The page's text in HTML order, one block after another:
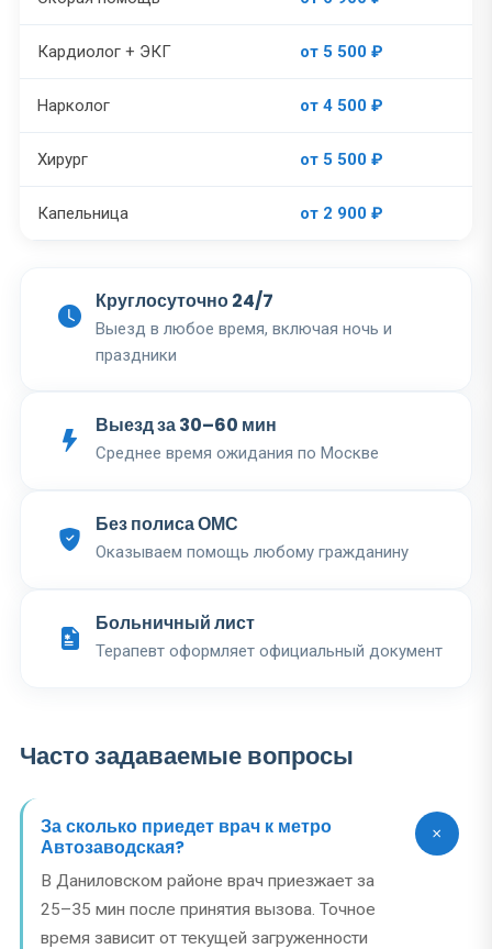
Кардиолог + ЭКГ от 5 500 ₽
Нарколог от 4 500 ₽
Хирург от 5 500 ₽
Капельница от 2 900 ₽
Круглосуточно 24/7
Выезд в любое время, включая ночь и
праздники
Выезд за 30–60 мин
Среднее время ожидания по Москве
Без полиса ОМС
Оказываем помощь любому гражданину
Больничный лист
Терапевт оформляет официальный документ
Часто задаваемые вопросы
За сколько приедет врач к метро
Автозаводская?
В Даниловском районе врач приезжает за
25–35 мин после принятия вызова. Точное
время зависит от текущей загруженности